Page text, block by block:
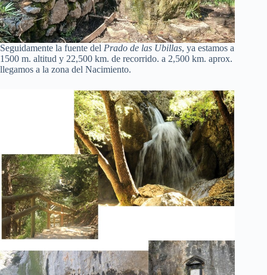
Seguidamente la fuente del Prado de las Ubillas, ya estamos a
1500 m. altitud y 22,500 km. de recorrido. a 2,500 km. aprox.
llegamos a la zona del Nacimiento.